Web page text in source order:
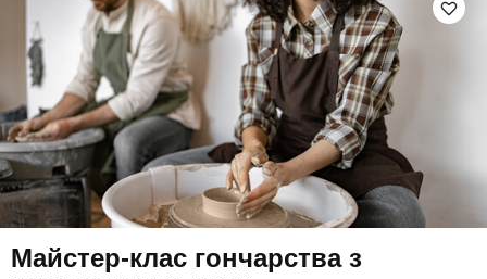
Майстер-клас гончарства з